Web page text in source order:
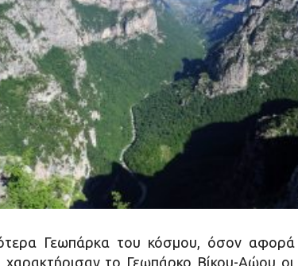
Γεωπάρκα του κόσμου, όσον αφορά
χαρακτήρισαν το Γεωπάρκο Βίκου-Αώου